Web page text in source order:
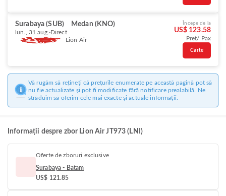
Surabaya (SUB) Medan (KNO)
lun., 31 aug. Direct
Lion Air
Începe de la
US$ 123.58
Preț/ Pax
Carte
Vă rugăm să rețineți că prețurile enumerate pe această pagină pot să
nu fie actualizate și pot fi modificate fără notificare prealabilă. Ne
străduim să oferim cele mai exacte și actuale informații.
Informații despre zbor Lion Air JT973 (LNI)
Oferte de zboruri exclusive
Surabaya - Batam
US$ 121.85